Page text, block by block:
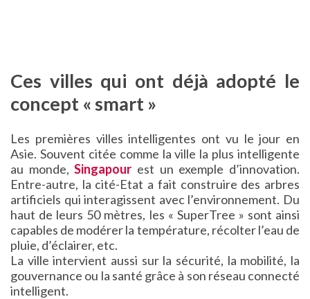
Ces villes qui ont déjà adopté le
concept « smart »
Les premières villes intelligentes ont vu le jour en
Asie. Souvent citée comme la ville la plus intelligente
au monde,Singapour est un exemple d’innovation.
Entre-autre, la cité-Etat a fait construire des arbres
artificiels qui interagissent avec l’environnement. Du
haut de leurs 50 mètres, les « SuperTree » sont ainsi
capables de modérer la température, récolter l’eau de
pluie, d’éclairer, etc.
La ville intervient aussi sur la sécurité, la mobilité, la
gouvernance ou la santé grâce à son réseau connecté
intelligent.